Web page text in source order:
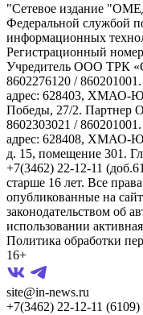
"Сетевое издание
Федеральной службой
информационных
Регистрационный
Учредитель ООО ТРК
8602276120 /
адрес: 628403, ХМАО-
Победы, 27/2.
8602303021 /
адрес: 628408, ХМАО-
д. 15, помещение 301.
+7(3462) 22-12-11
старше 16 лет. Все
опубликованные на
законодательством об
использовании
Политика обработки
16+
site@in-news.ru
+7(3462) 22-12-11 (6109)